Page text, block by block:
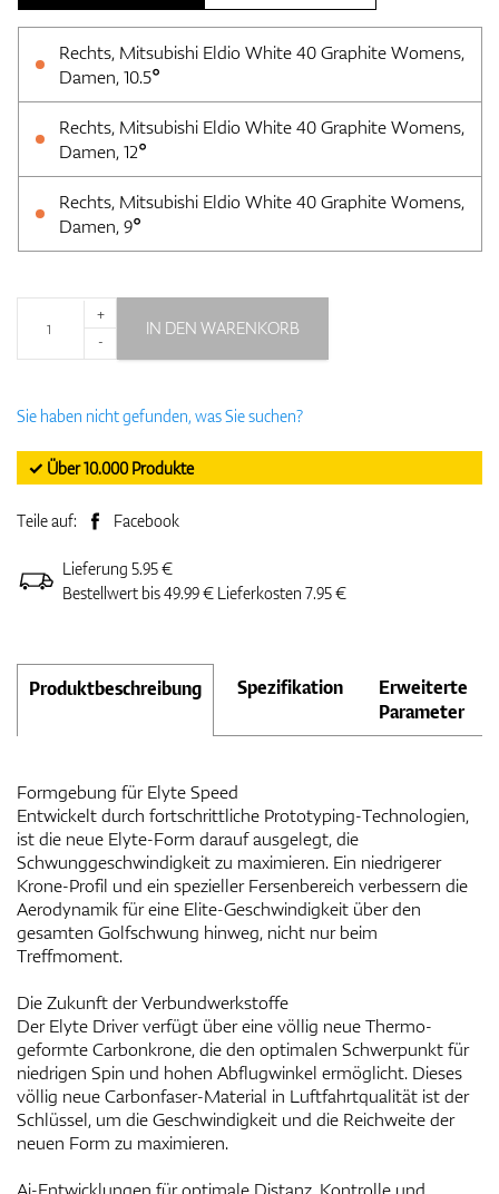
Rechts, Mitsubishi Eldio White 40 Graphite Womens,
Damen, 10.5°
Rechts, Mitsubishi Eldio White 40 Graphite Womens,
Damen, 12°
Rechts, Mitsubishi Eldio White 40 Graphite Womens,
Damen, 9°
+
-
IN DEN WARENKORB
Sie haben nicht gefunden, was Sie suchen?
✓ Über 10.000 Produkte
Teile auf: Facebook
Lieferung 5.95 €
Bestellwert bis 49.99 € Lieferkosten 7.95 €
Produktbeschreibung Spezifikation
Erweiterte
Parameter
Formgebung für Elyte Speed
Entwickelt durch fortschrittliche Prototyping-Technologien,
ist die neue Elyte-Form darauf ausgelegt, die
Schwunggeschwindigkeit zu maximieren. Ein niedrigerer
Krone-Profil und ein spezieller Fersenbereich verbessern die
Aerodynamik für eine Elite-Geschwindigkeit über den
gesamten Golfschwung hinweg, nicht nur beim
Treffmoment.
Die Zukunft der Verbundwerkstoffe
Der Elyte Driver verfügt über eine völlig neue Thermo-
geformte Carbonkrone, die den optimalen Schwerpunkt für
niedrigen Spin und hohen Abflugwinkel ermöglicht. Dieses
völlig neue Carbonfaser-Material in Luftfahrtqualität ist der
Schlüssel, um die Geschwindigkeit und die Reichweite der
neuen Form zu maximieren.